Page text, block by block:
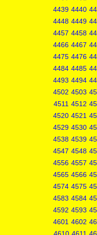
4439 4440
4448 4449
4457 4458
4466 4467
4475 4476
4484 4485
4493 4494
4502 4503
4511 4512
4520 4521
4529 4530
4538 4539
4547 4548
4556 4557
4565 4566
4574 4575
4583 4584
4592 4593
4601 4602